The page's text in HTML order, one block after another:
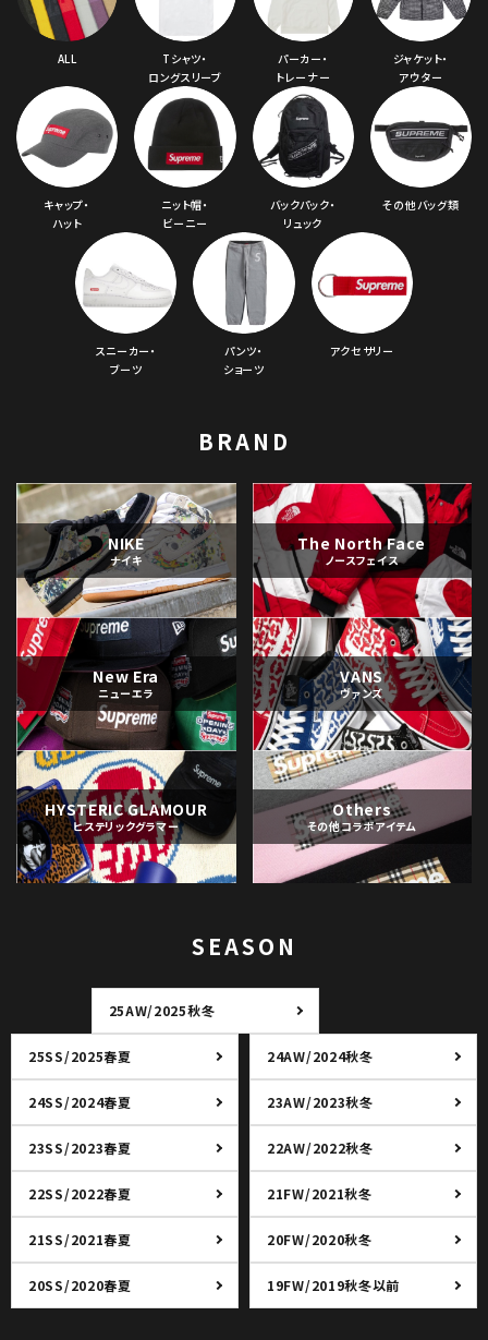
ALL
Tシャツ・
ロングスリーブ
パーカー・
トレーナー
ジャケット・
アウター
キャップ・
ハット
ニット帽・
ビーニー
バックパック・
リュック
その他バッグ類
スニーカー・
ブーツ
パンツ・
ショーツ
アクセサリー
BRAND
NIKE
ナイキ
The North Face
ノースフェイス
New Era
ニューエラ
VANS
ヴァンズ
HYSTERIC GLAMOUR
ヒステリックグラマー
Others
その他コラボアイテム
SEASON
25AW/2025秋冬
25SS/2025春夏 24AW/2024秋冬
24SS/2024春夏 23AW/2023秋冬
23SS/2023春夏 22AW/2022秋冬
22SS/2022春夏 21FW/2021秋冬
21SS/2021春夏 20FW/2020秋冬
20SS/2020春夏 19FW/2019秋冬以前